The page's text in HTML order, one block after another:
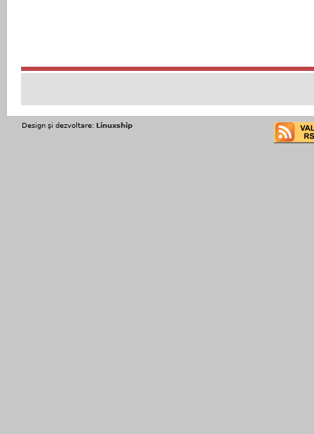
Design şi dezvoltare: Linuxship